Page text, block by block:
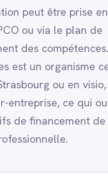
peut être prise
ou via le plan de
des
est un organisme
ou en
entreprise, ce qui
de financement de